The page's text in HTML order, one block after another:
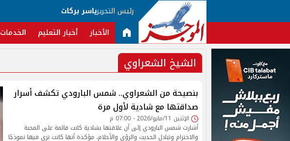
رئيس التحريرياسر بركات
الأخبار أخبار التعليم الخدمات
الشيخ الشعراوي
بنصيحة من الشعراوي.. شمس البارودي تكشف أسرار
صداقتها مع شادية لأول مرة
الإثنين 11/مايو/2026 - 07:00 م
أشارت شمس البارودي إلى أن علاقتها بشادية كانت قائمة على المحبة
والاحترام وتبادل الحديث والرؤى والأحلام، مؤكدة أنها كانت ترى فيها نموذجًا